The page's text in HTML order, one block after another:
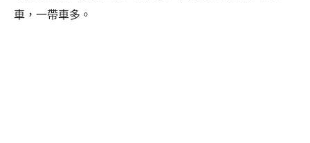
車，一帶車多。